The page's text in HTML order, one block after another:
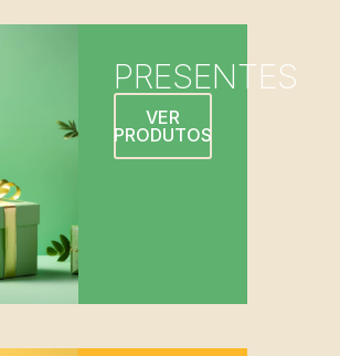
PRESENTES
VER
PRODUTOS